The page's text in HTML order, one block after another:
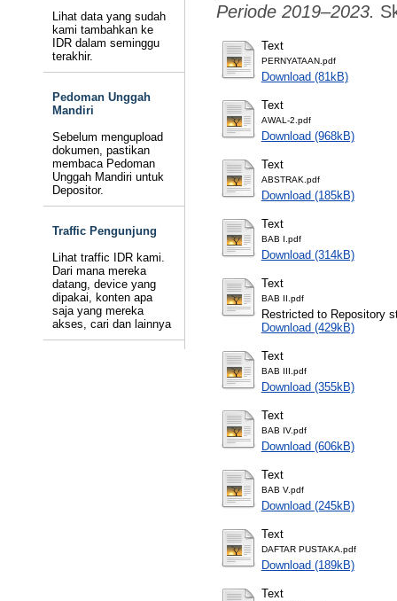
Lihat data yang sudah
kami tambahkan ke
IDR dalam seminggu
terakhir.
Pedoman Unggah
Mandiri
Sebelum mengupload
dokumen, pastikan
membaca Pedoman
Unggah Mandiri untuk
Depositor.
Traffic Pengunjung
Lihat traffic IDR kami.
Dari mana mereka
datang, device yang
dipakai, konten apa
saja yang mereka
akses, cari dan lainnya
Periode 2019–2023.
Text
PERNYATAAN.pdf
Download (81kB)
Text
AWAL-2.pdf
Download (968kB)
Text
ABSTRAK.pdf
Download (185kB)
Text
BAB I.pdf
Download (314kB)
Text
BAB II.pdf
Restricted to Repository
Download (429kB)
Text
BAB III.pdf
Download (355kB)
Text
BAB IV.pdf
Download (606kB)
Text
BAB V.pdf
Download (245kB)
Text
DAFTAR PUSTAKA.pdf
Download (189kB)
Text